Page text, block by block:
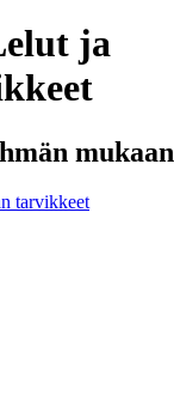
ja
mukaan
tarvikkeet